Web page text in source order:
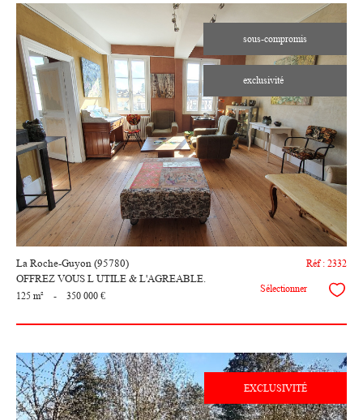
sous-compromis
exclusivité
voir le
bien
La Roche-Guyon (95780)
OFFREZ VOUS L UTILE & L'AGREABLE.
Réf : 2332
125 m² - 350 000 €
Sélectionner
EXCLUSIVITÉ